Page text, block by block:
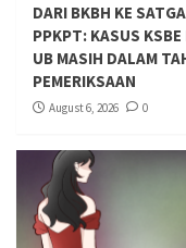
DARI BKBH KE
PPKPT: KASUS KSBE
UB MASIH DALAM
PEMERIKSAAN
August 6, 2026 0